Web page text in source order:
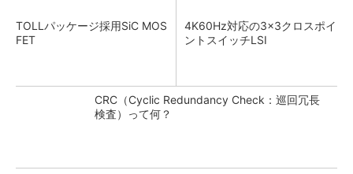
TOLLパッケージ採用SiC MOS
FET
4K60Hz対応の3×3クロスポイ
ントスイッチLSI
CRC（Cyclic Redundancy Check：巡回冗長
検査）って何？